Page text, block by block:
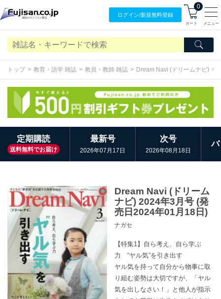
ログイン/新規無料登録
0
カート メニュー
トップ 教育・語学 雑誌 教員・教師 雑誌 Dream Navi (ドリームナビ)
定期購読
送料無料でお届け
最新号
2026年07月17日
次号
2026年08月18日
Dream Navi (ドリーム
ナビ) 2024年3月号 (発
売日2024年01月18日)
ナガセ
【特集1】自ら考え、自ら学ぶ
力 “ヤル気”を引き出す
ヤル気を持って自分から物事に取
り組む姿勢は大切ですが、「ヤル
気を出しなさい！」と他人が指示